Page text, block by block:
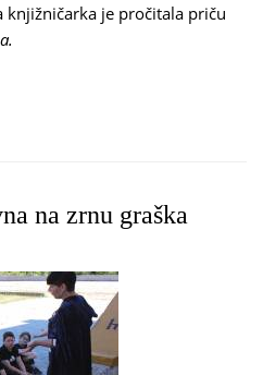
knjižničarka je pročitala priču
na zrnu graška